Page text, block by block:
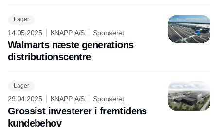
Lager
14.05.2025 KNAPP A/S Sponseret
Walmarts næste generations
distributionscentre
Lager
29.04.2025 KNAPP A/S Sponseret
Grossist investerer i fremtidens
kundebehov